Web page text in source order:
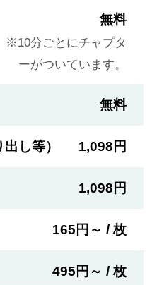
無料
※10分ごとにチャプタ
ーがついています。
無料
し等） 1,098円
1,098円
165円～ / 枚
495円～ / 枚